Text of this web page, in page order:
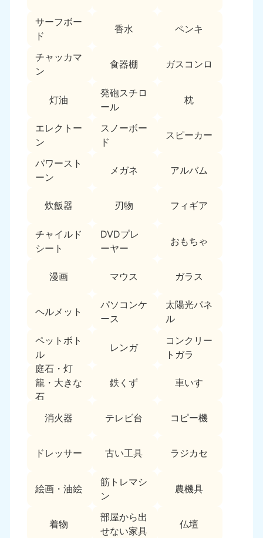
サーフボー
ド
香水 ペンキ
チャッカマ
ン
食器棚 ガスコンロ
灯油
発砲スチロ
ール
枕
エレクトー
ン
スノーボー
ド
スピーカー
パワースト
ーン
メガネ アルバム
炊飯器 刃物 フィギア
チャイルド
シート
DVDプレ
ーヤー
おもちゃ
漫画 マウス ガラス
ヘルメット
パソコンケ
ース
太陽光パネ
ル
ペットボト
ル
レンガ
コンクリー
トガラ
庭石・灯
籠・大きな
石
鉄くず 車いす
消火器 テレビ台 コピー機
ドレッサー 古い工具 ラジカセ
絵画・油絵
筋トレマシ
ン
農機具
着物
部屋から出
せない家具
仏壇
和歌山県
050-1881-5248
中国
050-1881-5146 050-1880-9900
050-1881-5144
9:00〜19:00 年中無休 9:00〜19:00 年中無休
050-1881-5145
四国
050-1880-9899 050-1880-9898
050-1880-9896
9:00〜19:00 年中無休
高知県
050-1880-9897
9:00〜19:00 年中無休
9:00〜19:00 年中無休 9:00〜19:00 年中無休
050-1880-9891 050-1880-9889
大分県
050-1880-9893
9:00〜19:00 年中無休
宮崎県
050-1880-9890
9:00〜19:00 年中無休